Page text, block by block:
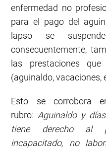
enfermedad no
para el pago del
lapso se
consecuentemente,
las prestaciones
(aguinaldo, vacaciones,
Esto se corrobora
rubro:Aguinaldo y
tiene derecho al
incapacitado, no